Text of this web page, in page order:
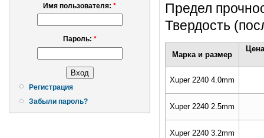
Имя пользователя: *
Пароль: *
Регистрация
Забыли пароль?
Предел
Твердость
Марка и размер
Xuper 2240 4.0mm
Xuper 2240 2.5mm
Xuper 2240 3.2mm